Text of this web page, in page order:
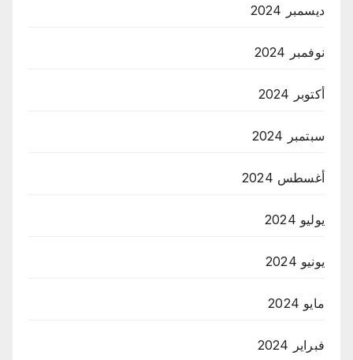
ديسمبر 2024
نوفمبر 2024
أكتوبر 2024
سبتمبر 2024
أغسطس 2024
يوليو 2024
يونيو 2024
مايو 2024
فبراير 2024